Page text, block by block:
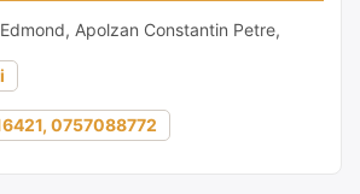
Apolzan Constantin Petre,
0757088772